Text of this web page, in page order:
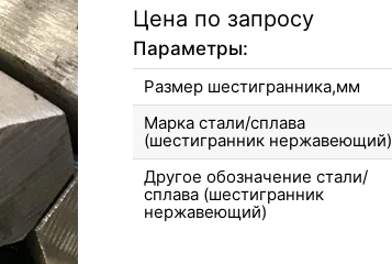
Цена по запросу
Параметры:
Размер шестигранника,мм
Марка стали/сплава
(шестигранник нержавеющий)
Другое обозначение стали/
сплава (шестигранник
нержавеющий)